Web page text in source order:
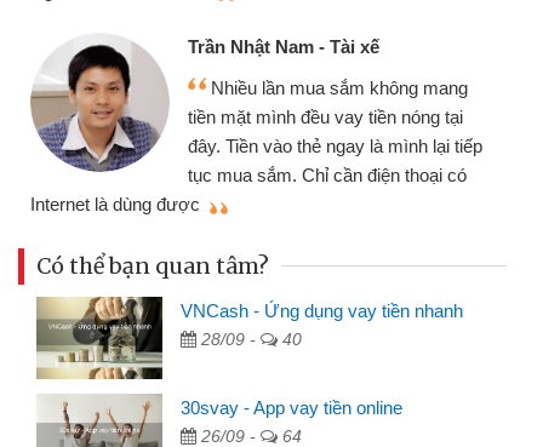
Trần Nhật Nam - Tài xế
Nhiều lần mua sắm không mang
tiền mặt mình đều vay tiền nóng tại
đây. Tiền vào thẻ ngay là mình lại tiếp
tục mua sắm. Chỉ cần điện thoại có
Internet là dùng được
Có thể bạn quan tâm?
VNCash - Ứng dụng vay tiền nhanh
28/09 - 40
30svay - App vay tiền online
26/09 - 64